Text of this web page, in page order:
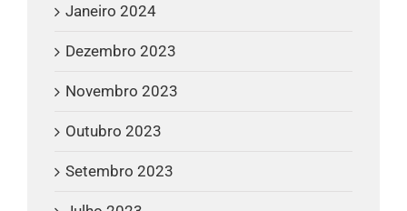
Janeiro 2024
Dezembro 2023
Novembro 2023
Outubro 2023
Setembro 2023